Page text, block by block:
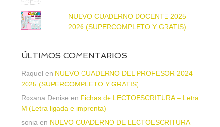
NUEVO CUADERNO DOCENTE 2025 –
2026 (SUPERCOMPLETO Y GRATIS)
ÚLTIMOS COMENTARIOS
Raquel en NUEVO CUADERNO DEL PROFESOR 2024 –
2025 (SUPERCOMPLETO Y GRATIS)
Roxana Denise en Fichas de LECTOESCRITURA – Letra
M (Letra ligada e imprenta)
sonia en NUEVO CUADERNO DE LECTOESCRITURA